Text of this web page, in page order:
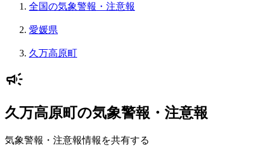
全国の気象警報・注意報
愛媛県
久万高原町
久万高原町の気象警報・注意報
気象警報・注意報情報を共有する